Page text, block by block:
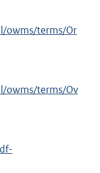
owms/terms/Or
owms/terms/Ov